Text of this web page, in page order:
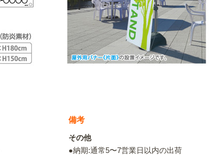
備考
その他
●納期:通常5〜7営業日以内の出荷